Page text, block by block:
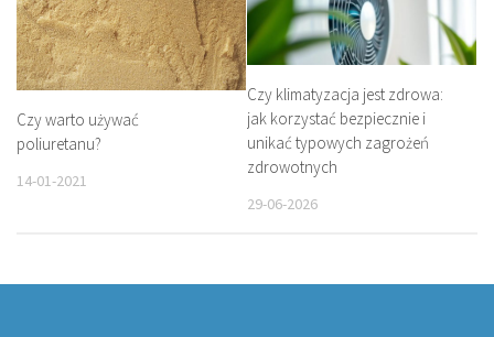
Czy warto używać
poliuretanu?
14-01-2021
Czy klimatyzacja jest zdrowa:
jak korzystać bezpiecznie i
unikać typowych zagrożeń
zdrowotnych
29-06-2026